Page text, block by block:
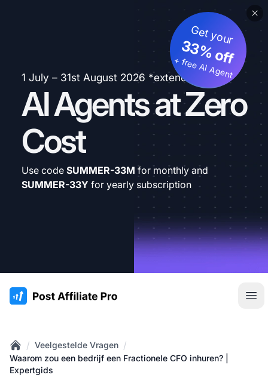
1 July – 31st August 2026 *extended
AI Agents at Zero
Cost
Get your
33% off
+ free AI Agent
Use code SUMMER-33M for monthly and
SUMMER-33Y for yearly subscription
:site.title
Home
/ Veelgestelde Vragen /
Waarom zou een bedrijf een Fractionele CFO inhuren? |
Expertgids